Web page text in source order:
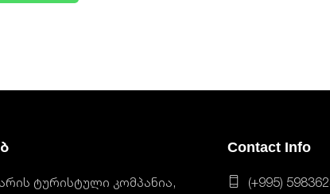
ტურისტული კომპანია,
Contact Info
(+995)